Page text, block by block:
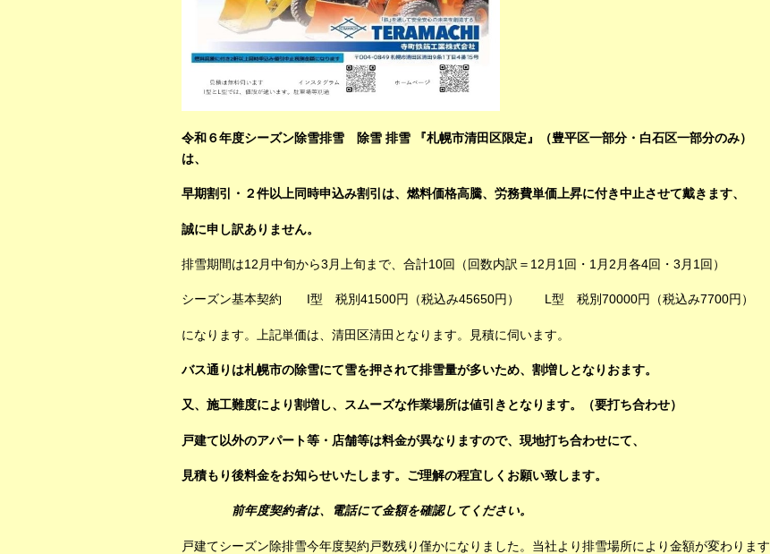
令和６年度シーズン除雪排雪 除雪 排雪 『札幌市清田区限定』（豊平区一部分・白石区一部分のみ）
は、
早期割引・２件以上同時申込み割引は、燃料価格高騰、労務費単価上昇に付き中止させて戴きます、
誠に申し訳ありません。
排雪期間は12月中旬から3月上旬まで、合計10回（回数内訳＝12月1回・1月2月各4回・3月1回）
シーズン基本契約 I型 税別41500円（税込み45650円） L型 税別70000円（税込み7700円）
になります。上記単価は、清田区清田となります。見積に伺います。
バス通りは札幌市の除雪にて雪を押されて排雪量が多いため、割増しとなりおます。
又、施工難度により割増し、スムーズな作業場所は値引きとなります。（要打ち合わせ）
戸建て以外のアパート等・店舗等は料金が異なりますので、現地打ち合わせにて、
見積もり後料金をお知らせいたします。ご理解の程宜しくお願い致します。
前年度契約者は、電話にて金額を確認してください。
戸建てシーズン除排雪今年度契約戸数残り僅かになりました。当社より排雪場所により金額が変わります